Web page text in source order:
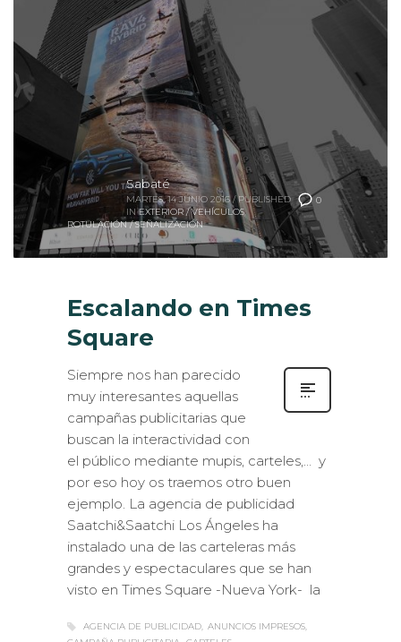
0
Sabaté
MARTES, 14 JUNIO 2016 / PUBLISHED
IN EXTERIOR / VEHÍCULOS,
ROTULACIÓN / SEÑALIZACIÓN
Escalando en Times
Square
Siempre nos han parecido
muy interesantes aquellas
campañas publicitarias que
buscan la interactividad con
el público mediante mupis, carteles,… y
por eso hoy os traemos otro buen
ejemplo. La agencia de publicidad
Saatchi&Saatchi Los Ángeles ha
instalado una de las carteleras más
grandes y espectaculares que se han
visto en Times Square -Nueva York- la
AGENCIA DE PUBLICIDAD ANUNCIOS IMPRESOS